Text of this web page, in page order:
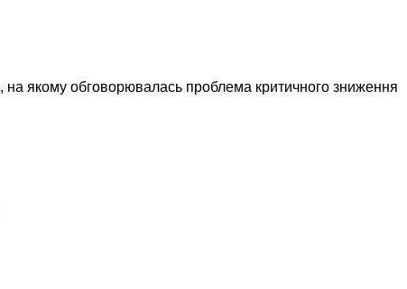
, на якому обговорювалась проблема критичного зниження